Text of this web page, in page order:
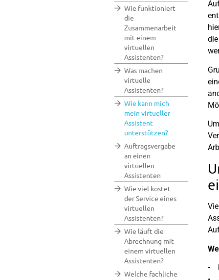
Wie funktioniert
die
Zusammenarbeit
mit einem
virtuellen
Assistenten?
Was machen
virtuelle
Assistenten?
Wie kann mich
mein virtueller
Assistent
unterstützen?
Auftragsvergabe
an einen
virtuellen
Assistenten
Wie viel kostet
der Service eines
virtuellen
Assistenten?
Wie läuft die
Abrechnung mit
einem virtuellen
Assistenten?
Welche fachliche
•